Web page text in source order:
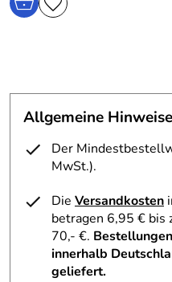
Allgemeine
Der
MwSt.).
Die Versandkosten
betragen 6,95 € bis
70,- €.
innerhalb
geliefert.